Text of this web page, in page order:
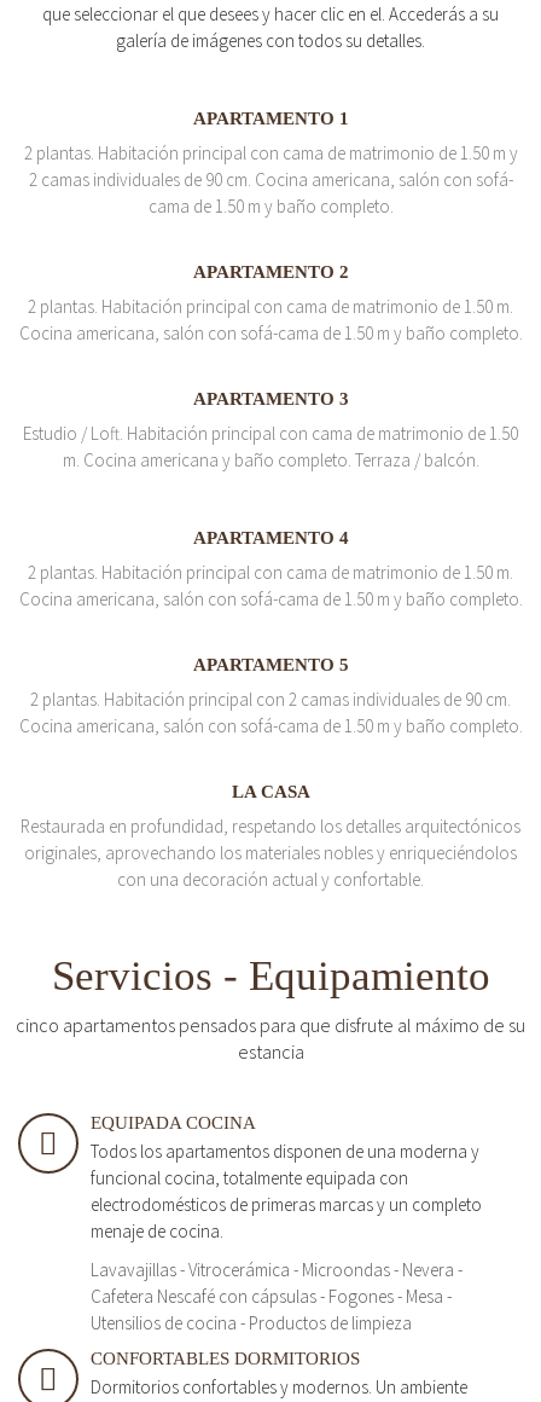
que seleccionar el que desees y hacer clic en el. Accederás a su
galería de imágenes con todos su detalles.
APARTAMENTO 1
2 plantas. Habitación principal con cama de matrimonio de 1.50 m y
2 camas individuales de 90 cm. Cocina americana, salón con sofá-
cama de 1.50 m y baño completo.
APARTAMENTO 2
2 plantas. Habitación principal con cama de matrimonio de 1.50 m.
Cocina americana, salón con sofá-cama de 1.50 m y baño completo.
APARTAMENTO 3
Estudio / Loft. Habitación principal con cama de matrimonio de 1.50
m. Cocina americana y baño completo. Terraza / balcón.
APARTAMENTO 4
2 plantas. Habitación principal con cama de matrimonio de 1.50 m.
Cocina americana, salón con sofá-cama de 1.50 m y baño completo.
APARTAMENTO 5
2 plantas. Habitación principal con 2 camas individuales de 90 cm.
Cocina americana, salón con sofá-cama de 1.50 m y baño completo.
LA CASA
Restaurada en profundidad, respetando los detalles arquitectónicos
originales, aprovechando los materiales nobles y enriqueciéndolos
con una decoración actual y confortable.
Servicios - Equipamiento
cinco apartamentos pensados para que disfrute al máximo de su
estancia
EQUIPADA COCINA
Todos los apartamentos disponen de una moderna y
funcional cocina, totalmente equipada con
electrodomésticos de primeras marcas y un completo
menaje de cocina.
Lavavajillas - Vitrocerámica - Microondas - Nevera -
Cafetera Nescafé con cápsulas - Fogones - Mesa -
Utensilios de cocina - Productos de limpieza
CONFORTABLES DORMITORIOS
Dormitorios confortables y modernos. Un ambiente